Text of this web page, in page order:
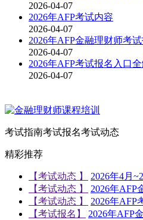
2026-04-07
2026年AFP考试内容
2026-04-07
2026年AFP金融理财师考试
2026-04-07
2026年AFP考试报名入口
2026-04-07
考试指南考试报名考试动态
精彩推荐
【考试动态 】
2026年4月
【考试动态 】
2026年AFP
【考试动态 】
2026年AFP
【考试报名】
2026年AFP